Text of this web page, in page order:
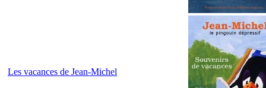
Les vacances de Jean-Michel